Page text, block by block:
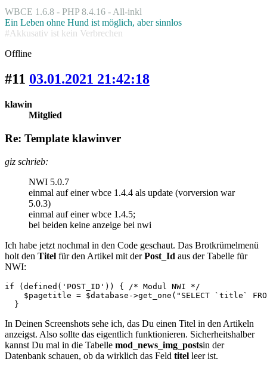
WBCE 1.6.8 - PHP 8.4.16 - All-inkl
Ein Leben ohne Hund ist möglich, aber sinnlos
#Akkusativ ist kein Verbrechen
Offline
#11 03.01.2021 21:42:18
klawin
Mitglied
Re: Template klawinver
giz schrieb:
NWI 5.0.7
einmal auf einer wbce 1.4.4 als update (vorversion war
5.0.3)
einmal auf einer wbce 1.4.5;
bei beiden keine anzeige bei nwi
Ich habe jetzt nochmal in den Code geschaut. Das Brotkrümelmenü
holt den Titel für den Artikel mit derPost_Id aus der Tabelle für
NWI:
if (defined('POST_ID')) { /* Modul NWI */
$pagetitle = $database->get_one("SELECT `title`
  }
In Deinen Screenshots sehe ich, das Du einen Titel in den Artikeln
anzeigst. Also sollte das eigentlich funktionieren. Sicherheitshalber
kannst Du mal in die Tabelle mod_news_img_postsin der
Datenbank schauen, ob da wirklich das Feld titel leer ist.